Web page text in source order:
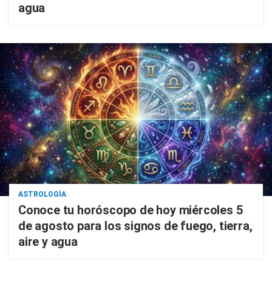
agua
ASTROLOGÍA
Conoce tu horóscopo de hoy miércoles 5
de agosto para los signos de fuego, tierra,
aire y agua